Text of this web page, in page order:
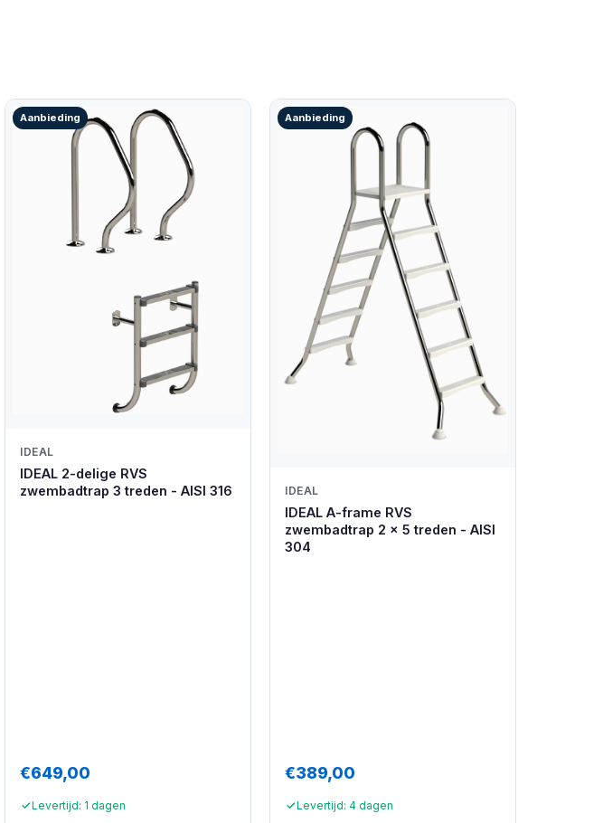
Aanbieding
IDEAL
IDEAL 2-delige RVS
zwembadtrap 3 treden - AISI 316
€649,00
Levertijd: 1 dagen
Aanbieding
IDEAL
IDEAL A-frame RVS
zwembadtrap 2 x 5 treden - AISI
304
€389,00
Levertijd: 4 dagen